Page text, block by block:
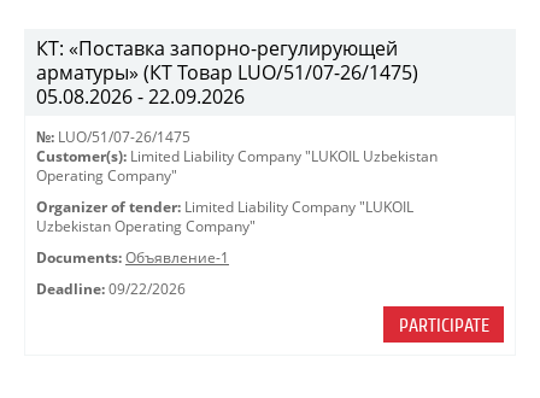
КТ: «Поставка запорно-регулирующей
арматуры» (КТ Товар LUO/51/07-26/1475)
05.08.2026 - 22.09.2026
№: LUO/51/07-26/1475
Customer(s): Limited Liability Company "LUKOIL Uzbekistan
Operating Company"
Organizer of tender: Limited Liability Company "LUKOIL
Uzbekistan Operating Company"
Documents: Объявление-1
Deadline: 09/22/2026
PARTICIPATE